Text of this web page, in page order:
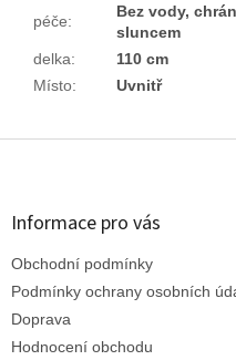
péče:
Bez vody,
sluncem
delka:
110 cm
Místo: Uvnitř
Z
Informace pro vás
Obchodní podmínky
Podmínky ochrany osobních
Doprava
Hodnocení obchodu